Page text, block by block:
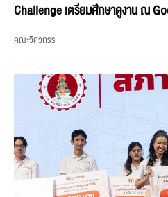
Challenge เตรียมศึกษาดูงาน ณ
คณะวิศวกรร